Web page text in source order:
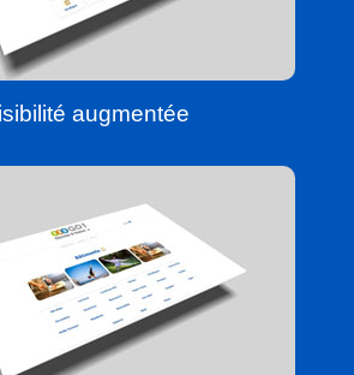
augmentée